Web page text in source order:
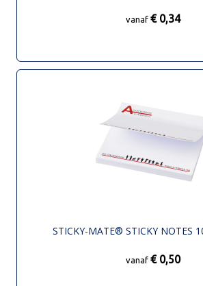
vanaf € 0,34
STICKY-MATE® STICKY NOTES
vanaf € 0,50